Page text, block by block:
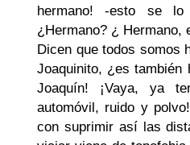
hermano! -esto se
¿Hermano? ¿ Hermano,
Dicen que todos somos
Joaquinito, ¿es también
Joaquín! ¡Vaya, ya
automóvil, ruido y
con suprimir así las